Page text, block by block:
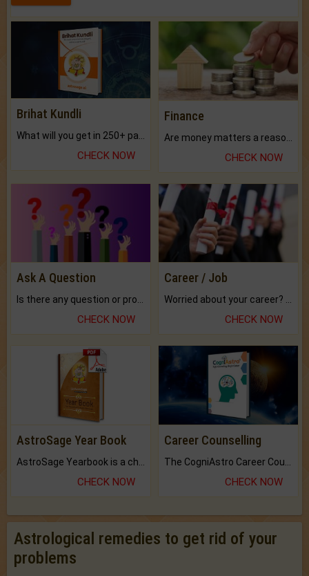
Brihat Kundli
CHECK NOW
Finance
CHECK NOW
Ask A Question
CHECK NOW
Career / Job
CHECK NOW
AstroSage Year Book
CHECK NOW
Career Counselling
CHECK NOW
Astrological remedies to get rid of your
problems